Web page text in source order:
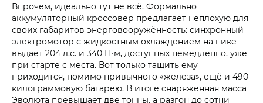
Впрочем, идеально тут не всё. Формально
аккумуляторный кроссовер предлагает неплохую для
своих габаритов энерговооружённость: синхронный
электромотор с жидкостным охлаждением на пике
выдаёт 204 л.с. и 340 Н·м, доступных немедленно, уже
при старте с места. Вот только тащить ему
приходится, помимо привычного «железа», ещё и 490-
килограммовую батарею. В итоге снаряжённая масса
Эволюта превышает две тонны, а разгон до сотни